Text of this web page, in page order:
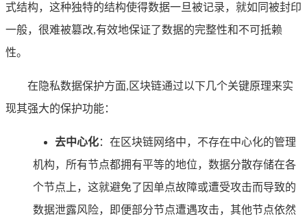
式结构，这种独特的结构使得数据一旦被记录，就如同被封印
一般，很难被篡改,有效地保证了数据的完整性和不可抵赖
性。
在隐私数据保护方面,区块链通过以下几个关键原理来实
现其强大的保护功能：
去中心化：在区块链网络中，不存在中心化的管理
机构，所有节点都拥有平等的地位，数据分散存储在各
个节点上，这就避免了因单点故障或遭受攻击而导致的
数据泄露风险，即便部分节点遭遇攻击，其他节点依然